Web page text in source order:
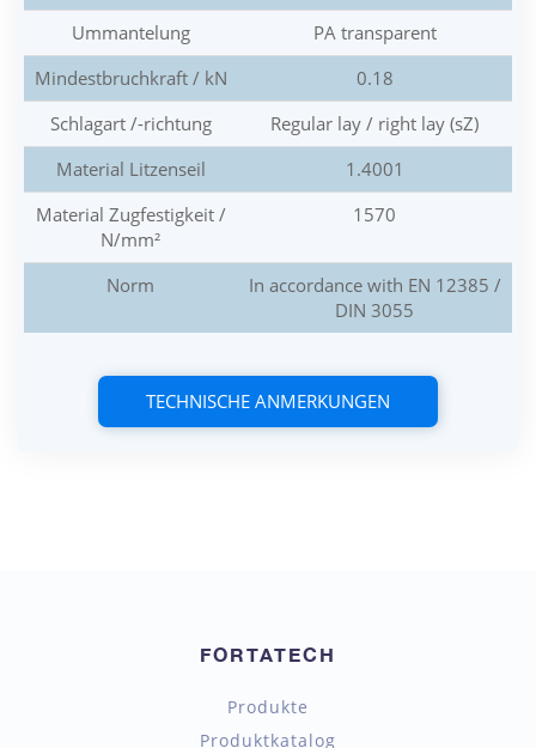
Ummantelung
PA transparent
Mindestbruchkraft / kN
0.18
Schlagart /-richtung
Regular lay / right lay (sZ)
Material Litzenseil
1.4001
Material Zugfestigkeit /
N/mm²
1570
Norm
In accordance with EN 12385 /
DIN 3055
TECHNISCHE ANMERKUNGEN
FORTATECH
Produkte
Produktkatalog